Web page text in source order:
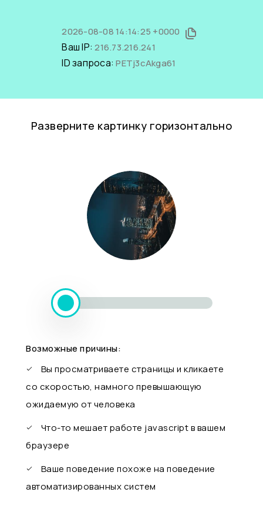
2026-08-08 14:14:25 +0000
Ваш IP:216.73.216.241
ID запроса:PETj3cAkga61
Разверните картинку горизонтально
Возможные причины:
Вы просматриваете страницы и кликаете
со скоростью, намного превышающую
ожидаемую от человека
Что-то мешает работе javascript в вашем
браузере
Ваше поведение похоже на поведение
автоматизированных систем